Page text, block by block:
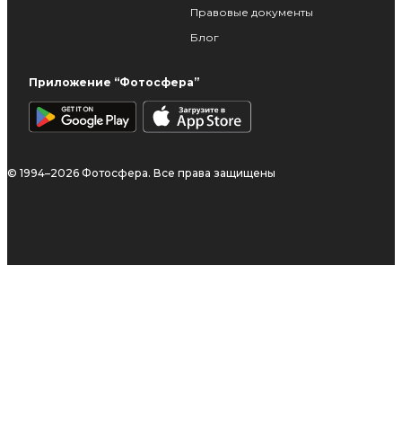
Правовые документы
Блог
Приложение “Фотосфера”
© 1994–2026 Фотосфера. Все права защищены